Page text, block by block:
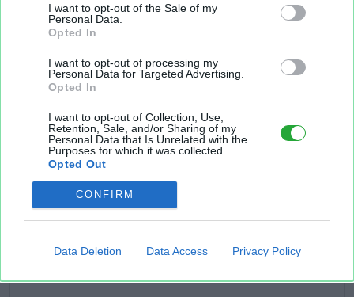
I want to opt-out of the Sale of my
Personal Data.
Opted In
I want to opt-out of processing my
Personal Data for Targeted Advertising.
Opted In
I want to opt-out of Collection, Use,
Retention, Sale, and/or Sharing of my
Personal Data that Is Unrelated with the
Purposes for which it was collected.
Opted Out
CONFIRM
Data Deletion Data Access Privacy Policy